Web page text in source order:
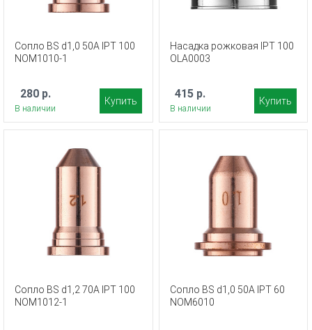
Сопло BS d1,0 50A IPT 100
NOM1010-1
280 р.
В наличии
Купить
Насадка рожковая IPT 100
OLA0003
415 р.
В наличии
Купить
Сопло BS d1,2 70A IPT 100
NOM1012-1
Сопло BS d1,0 50A IPT 60
NOM6010